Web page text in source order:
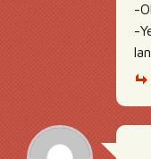
-
-